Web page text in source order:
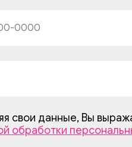
свои данные, Вы
обработки